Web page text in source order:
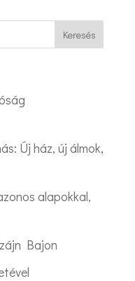
Új ház, új álmok,
alapokkal,
Bajon